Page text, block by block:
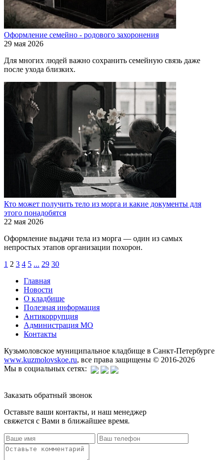
Оформление семейно - родового захоронения
29 мая 2026
Для многих людей важно сохранить семейную связь даже
после ухода близких.
Кто может получить тело из морга и какие документы для
этого понадобятся
22 мая 2026
Оформление выдачи тела из морга — один из самых
непростых этапов организации похорон.
1 2 3 4 5 ... 29 30
Главная
Новости
О кладбище
Полезная информация
Антикоррупция
Администрация МО
Контакты
Кузьмоловское муниципальное кладбище в Санкт-Петербурге
www.kuzmolovskoe.ru, все права защищены © 2016-2026
Мы в социальных сетях:
Заказать обратный звонок
Оставьте ваши контакты, и наш менеджер
свяжется с Вами в ближайшее время.